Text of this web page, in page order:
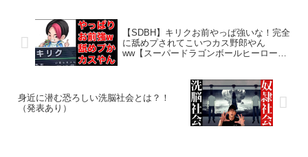
【SDBH】キリクお前やっぱ強いな！完全
に舐めプされてこいつカス野郎やん
ww【スーパードラゴンボールヒーロー
身近に潜む恐ろしい洗脳社会とは？！
（発表あり）